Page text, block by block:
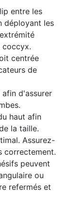
entre les
déployant les
coccyx.
centrée
de
afin d'assurer
haut afin
la taille.
Assurez-
correctement.
peuvent
ou
refermés et